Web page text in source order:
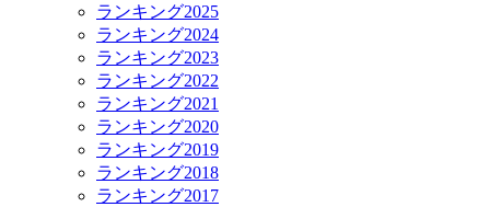
ランキング2025
ランキング2024
ランキング2023
ランキング2022
ランキング2021
ランキング2020
ランキング2019
ランキング2018
ランキング2017